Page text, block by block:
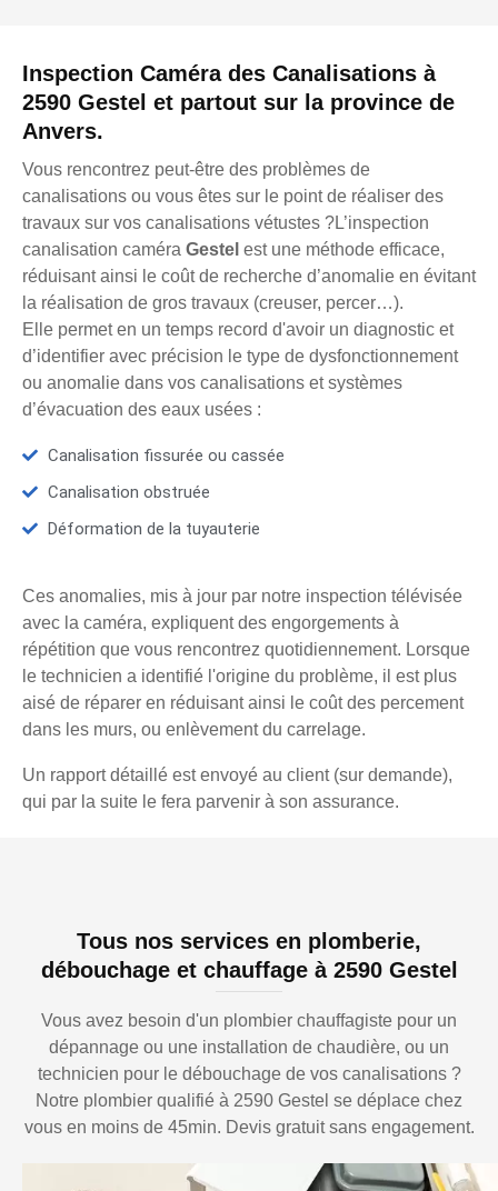
Inspection Caméra des Canalisations à
2590 Gestel et partout sur la province de
Anvers.
Vous rencontrez peut-être des problèmes de
canalisations ou vous êtes sur le point de réaliser des
travaux sur vos canalisations vétustes ?L’inspection
canalisation caméra Gestel est une méthode efficace,
réduisant ainsi le coût de recherche d’anomalie en évitant
la réalisation de gros travaux (creuser, percer…).
Elle permet en un temps record d'avoir un diagnostic et
d’identifier avec précision le type de dysfonctionnement
ou anomalie dans vos canalisations et systèmes
d’évacuation des eaux usées :
Canalisation fissurée ou cassée
Canalisation obstruée
Déformation de la tuyauterie
Ces anomalies, mis à jour par notre inspection télévisée
avec la caméra, expliquent des engorgements à
répétition que vous rencontrez quotidiennement. Lorsque
le technicien a identifié l'origine du problème, il est plus
aisé de réparer en réduisant ainsi le coût des percement
dans les murs, ou enlèvement du carrelage.
Un rapport détaillé est envoyé au client (sur demande),
qui par la suite le fera parvenir à son assurance.
Tous nos services en plomberie,
débouchage et chauffage à 2590 Gestel
Vous avez besoin d'un plombier chauffagiste pour un
dépannage ou une installation de chaudière, ou un
technicien pour le débouchage de vos canalisations ?
Notre plombier qualifié à 2590 Gestel se déplace chez
vous en moins de 45min. Devis gratuit sans engagement.